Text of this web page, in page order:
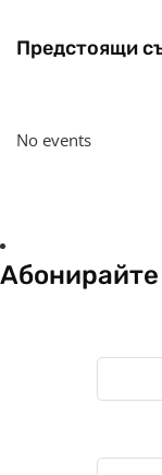
Предстоящи
No events